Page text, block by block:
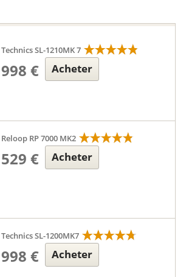
Technics SL-1210MK 7
998 € Acheter
Reloop RP 7000 MK2
529 € Acheter
Technics SL-1200MK7
998 € Acheter